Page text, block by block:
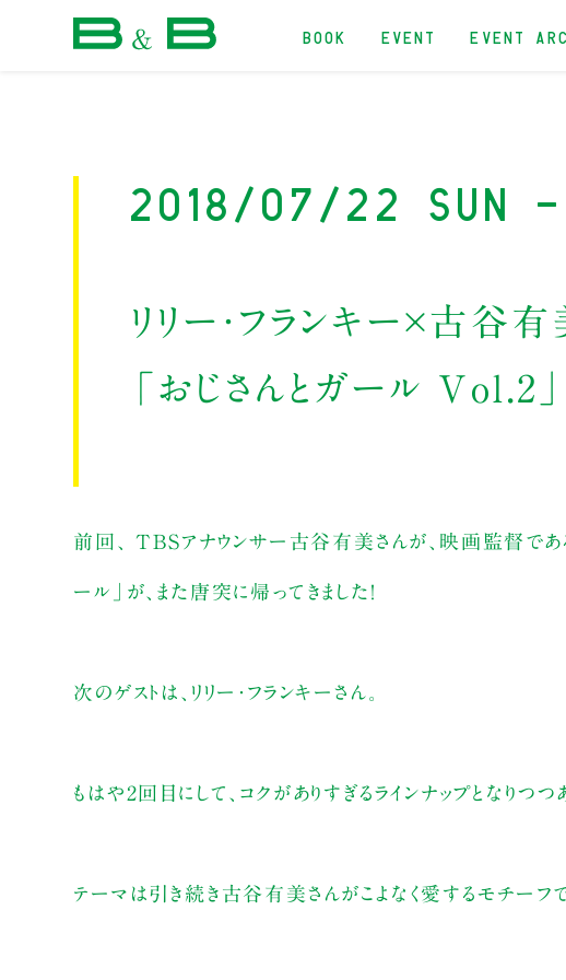
BOOK EVENT EVENT
2018/07/22 Sun -
リリー・フランキー×古谷有
「おじさんとガール Vol.2」
前回、 TBSアナウンサー古谷有美さんが、映画監督であ
ール」が、また唐突に帰ってきました！
次のゲストは、リリー・フランキーさん。
もはや2回目にして、コクがありすぎるラインナップとなりつつあ
テーマは引き続き古谷有美さんがこよなく愛するモチーフで